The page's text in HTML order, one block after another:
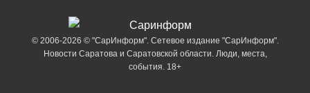
© 2006-2026 © "СарИнформ". Сетевое издание "СарИнформ".
Новости Саратова и Саратовской области. Люди, места,
события. 18+